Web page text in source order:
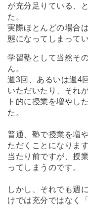
が充分足りている、
た。
実際ほとんどの場合
態になってしまってい
学習塾として当然そ
ん。
週3回、あるいは週4
いただいたり、それ
ト的に授業を増やし
た。
普通、塾で授業を増
ただくことになります
当たり前ですが、授
ってしまうのです。
しかし、それでも週
けでは充分ではなく